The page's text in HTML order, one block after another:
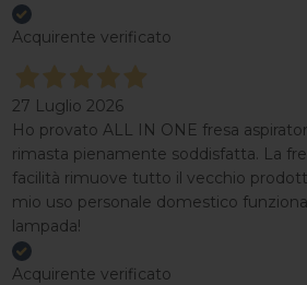
Acquirente verificato
27 Luglio 2026
Ho provato ALL IN ONE fresa
rimasta pienamente soddisfatta. La
facilità rimuove tutto il vecchio
mio uso personale domestico
lampada!
Acquirente verificato